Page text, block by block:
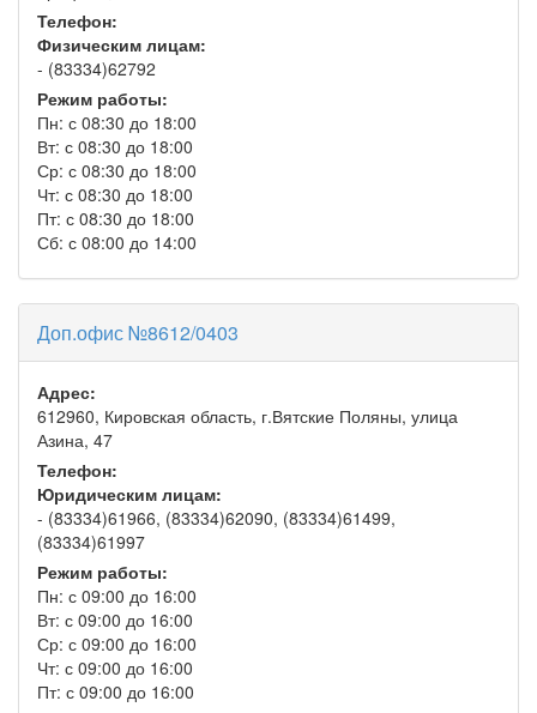
Телефон:
Физическим лицам:
- (83334)62792
Режим работы:
Пн: с 08:30 до 18:00
Вт: с 08:30 до 18:00
Ср: с 08:30 до 18:00
Чт: с 08:30 до 18:00
Пт: с 08:30 до 18:00
Сб: с 08:00 до 14:00
Доп.офис №8612/0403
Адрес:
612960, Кировская область, г.Вятские Поляны, улица
Азина, 47
Телефон:
Юридическим лицам:
- (83334)61966, (83334)62090, (83334)61499,
(83334)61997
Режим работы:
Пн: с 09:00 до 16:00
Вт: с 09:00 до 16:00
Ср: с 09:00 до 16:00
Чт: с 09:00 до 16:00
Пт: с 09:00 до 16:00